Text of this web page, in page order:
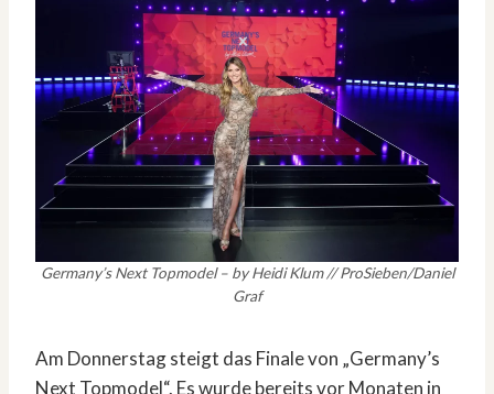
Germany’s Next Topmodel – by Heidi Klum // ProSieben/Daniel
Graf
Am Donnerstag steigt das Finale von „Germany’s
Next Topmodel“. Es wurde bereits vor Monaten in